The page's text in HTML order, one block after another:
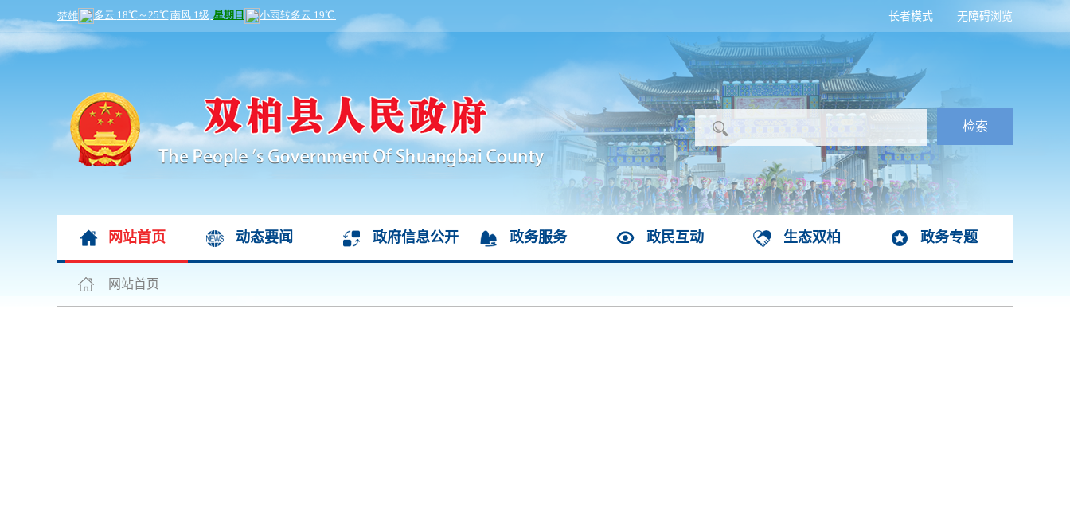
无障碍浏览
长者模式
网站首页 动态要闻 政府信息公开 政务服务 政民互动 生态双柏 政务专题
网站首页